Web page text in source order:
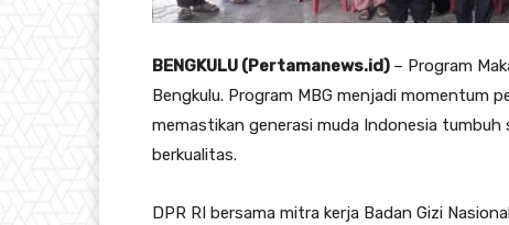
BENGKULU (Pertamanews.id) – Program
Bengkulu. Program MBG menjadi momentum
memastikan generasi muda Indonesia
berkualitas.
DPR RI bersama mitra kerja Badan Gizi